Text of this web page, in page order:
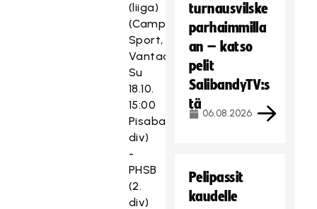
(liiga)
(Campo-
Sport,
Vantaa)
Su
18.10.
15:00
Pisaba (2.
div)
-
PHSB
(2.
div)
turnausvilske
parhaimmilla
an – katso
pelit
SalibandyTV:s
tä
06.08.2026
Pelipassit
kaudelle